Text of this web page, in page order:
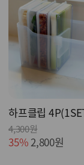
하프클립
4,300원
35% 2,800원